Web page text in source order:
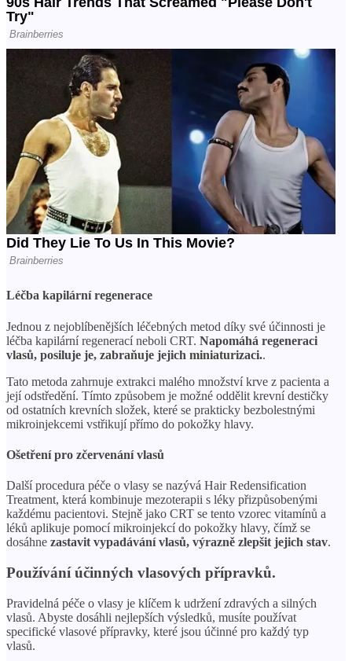
Léčba kapilární regenerace
Jednou z nejoblíbenějších léčebných metod díky své účinnosti je
léčba kapilární regenerací neboli CRT. Napomáhá regeneraci
vlasů, posiluje je, zabraňuje jejich miniaturizaci..
Tato metoda zahrnuje extrakci malého množství krve z pacienta a
její odstředění. Tímto způsobem je možné oddělit krevní destičky
od ostatních krevních složek, které se prakticky bezbolestnými
mikroinjekcemi vstřikují přímo do pokožky hlavy.
Ošetření pro zčervenání vlasů
Další procedura péče o vlasy se nazývá Hair Redensification
Treatment, která kombinuje mezoterapii s léky přizpůsobenými
každému pacientovi. Stejně jako CRT se tento vzorec vitamínů a
léků aplikuje pomocí mikroinjekcí do pokožky hlavy, čímž se
dosáhne zastavit vypadávání vlasů, výrazně zlepšit jejich stav.
Používání účinných vlasových přípravků.
Pravidelná péče o vlasy je klíčem k udržení zdravých a silných
vlasů. Abyste dosáhli nejlepších výsledků, musíte používat
specifické vlasové přípravky, které jsou účinné pro každý typ
vlasů.